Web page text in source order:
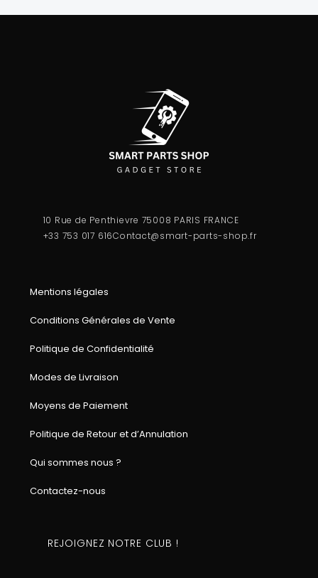
10 Rue de Penthievre 75008 PARIS FRANCE
+33 753 017 616Contact@smart-parts-shop.fr
Mentions légales
Conditions Générales de Vente
Politique de Confidentialité
Modes de Livraison
Moyens de Paiement
Politique de Retour et d’Annulation
Qui sommes nous ?
Contactez-nous
REJOIGNEZ NOTRE CLUB !